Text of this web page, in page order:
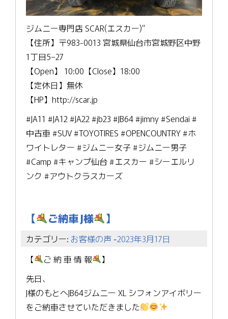
ジムニー専門店 SCAR(エスカー)”
【住所】〒983-0013 宮城県仙台市宮城野区中野
1丁目5−27
【Open】 10:00【Close】18:00
【定休日】無休
【HP】http://scar.jp
#JA11 #JA12 #JA22 #jb23 #JB64 #jimny #Sendai #
中古車 #SUV #TOYOTIRES #OPENCOUNTRY #ホ
ワイトレター #ジムニー女子 #ジムニー男子
#Camp #キャンプ仙台 #エスカー #シーエルリ
ンク #アウトクラスカーズ
【 ご納車 J様 】
カテゴリー: お客様の声-2023年3月17日
【
ご 納 車 情 報
】
先日、
J様のもとへJB64ジムニー XL シフォンアイボリー
をご納車させていただきました